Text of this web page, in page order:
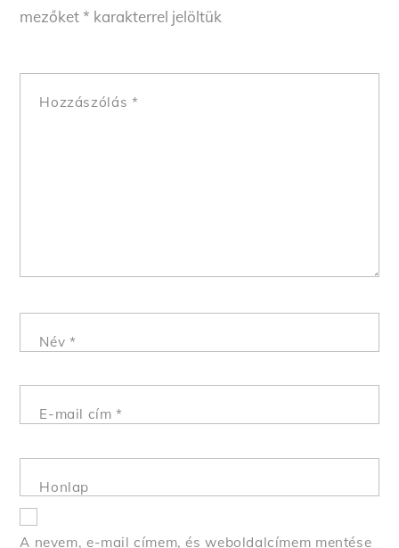
mezőket* karakterrel jelöltük
Hozzászólás *
Név *
E-mail cím*
Honlap
A nevem, e-mail címem, és weboldalcímem mentése